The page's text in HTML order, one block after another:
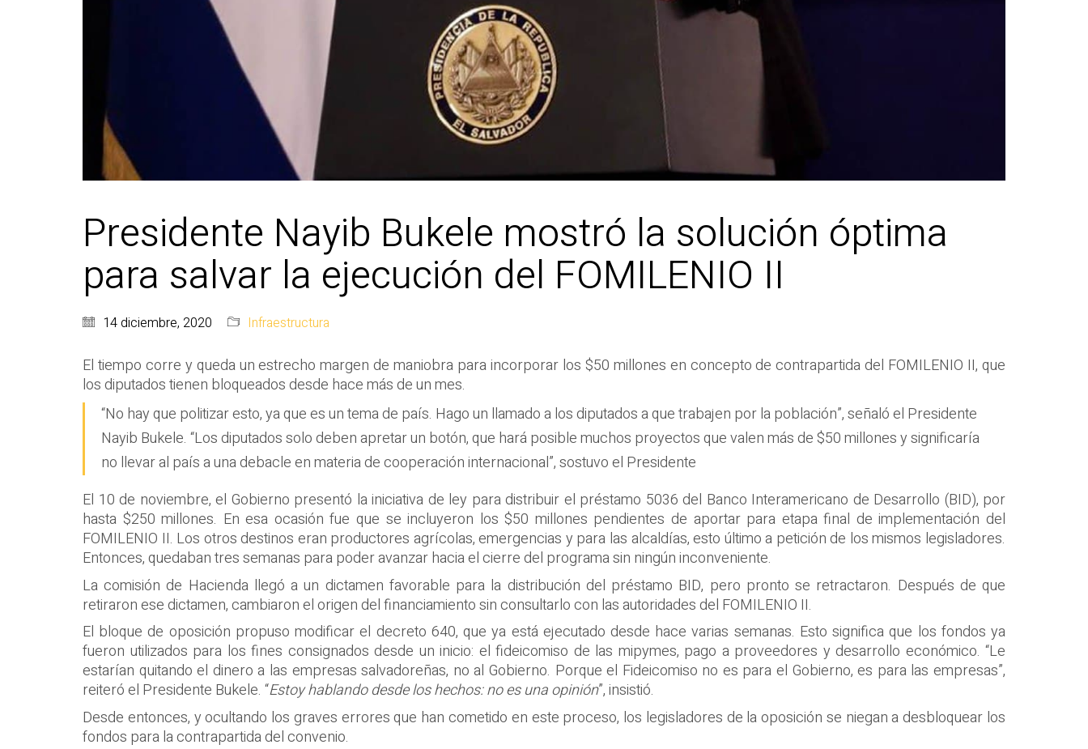
Presidente Nayib Bukele mostró la solución óptima
para salvar la ejecución del FOMILENIO II
14 diciembre, 2020 Infraestructura
El tiempo corre y queda un estrecho margen de maniobra para incorporar los $50 millones en concepto de contrapartida del FOMILENIO II, que
los diputados tienen bloqueados desde hace más de un mes.
“No hay que politizar esto, ya que es un tema de país. Hago un llamado a los diputados a que trabajen por la población”, señaló el Presidente
Nayib Bukele. “Los diputados solo deben apretar un botón, que hará posible muchos proyectos que valen más de $50 millones y significaría
no llevar al país a una debacle en materia de cooperación internacional”, sostuvo el Presidente
El 10 de noviembre, el Gobierno presentó la iniciativa de ley para distribuir el préstamo 5036 del Banco Interamericano de Desarrollo (BID), por
hasta $250 millones. En esa ocasión fue que se incluyeron los $50 millones pendientes de aportar para etapa final de implementación del
FOMILENIO II. Los otros destinos eran productores agrícolas, emergencias y para las alcaldías, esto último a petición de los mismos legisladores.
Entonces, quedaban tres semanas para poder avanzar hacia el cierre del programa sin ningún inconveniente.
La comisión de Hacienda llegó a un dictamen favorable para la distribución del préstamo BID, pero pronto se retractaron. Después de que
retiraron ese dictamen, cambiaron el origen del financiamiento sin consultarlo con las autoridades del FOMILENIO II.
El bloque de oposición propuso modificar el decreto 640, que ya está ejecutado desde hace varias semanas. Esto significa que los fondos ya
fueron utilizados para los fines consignados desde un inicio: el fideicomiso de las mipymes, pago a proveedores y desarrollo económico. “Le
estarían quitando el dinero a las empresas salvadoreñas, no al Gobierno. Porque el Fideicomiso no es para el Gobierno, es para las empresas”,
reiteró el Presidente Bukele. “Estoy hablando desde los hechos: no es una opinión”, insistió.
Desde entonces, y ocultando los graves errores que han cometido en este proceso, los legisladores de la oposición se niegan a desbloquear los
fondos para la contrapartida del convenio.